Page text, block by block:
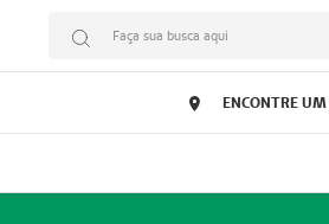
Faça sua busca aqui
ENCONTRE